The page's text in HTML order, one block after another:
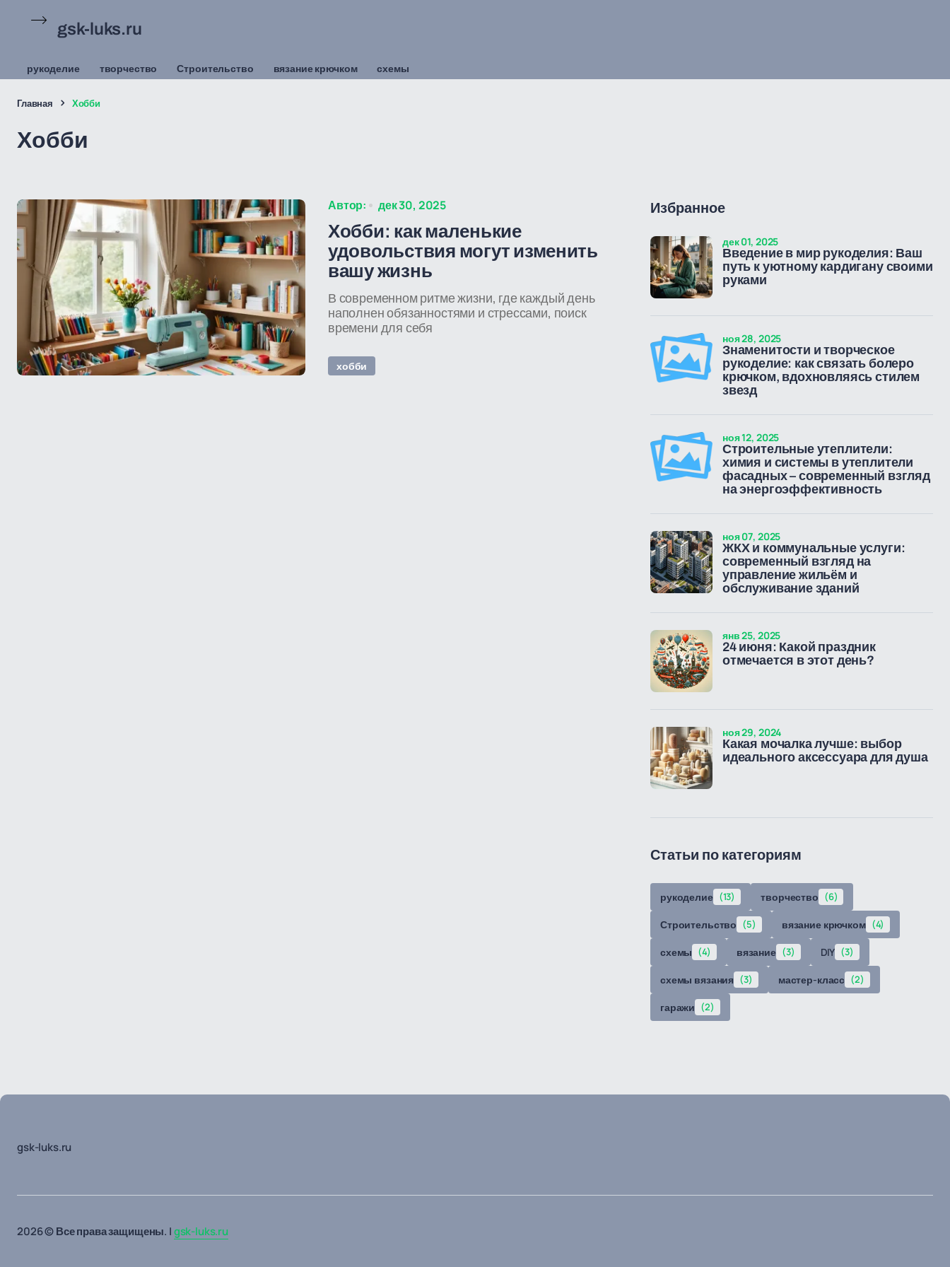
gsk-luks.ru
рукоделие творчество Строительство вязание крючком схемы
Главная Хобби
Хобби
Автор: дек 30, 2025
Хобби: как маленькие
удовольствия могут изменить
вашу жизнь
В современном ритме жизни, где каждый день
наполнен обязанностями и стрессами, поиск
времени для себя
хобби
Избранное
Введение в мир рукоделия: Ваш
путь к уютному кардигану своими
руками
дек 01, 2025
Знаменитости и творческое
рукоделие: как связать болеро
крючком, вдохновляясь стилем
звезд
ноя 28, 2025
Строительные утеплители:
химия и системы в утеплители
фасадных – современный взгляд
на энергоэффективность
ноя 12, 2025
ЖКХ и коммунальные услуги:
современный взгляд на
управление жильём и
обслуживание зданий
ноя 07, 2025
24 июня: Какой праздник
отмечается в этот день?
янв 25, 2025
Какая мочалка лучше: выбор
идеального аксессуара для душа
ноя 29, 2024
Статьи по категориям
рукоделие (13) творчество (6)
Строительство (5) вязание крючком (4)
схемы (4) вязание (3) DIY (3)
схемы вязания (3) мастер-класс (2)
гаражи (2)
gsk-luks.ru
2026 © Все права защищены. |gsk-luks.ru